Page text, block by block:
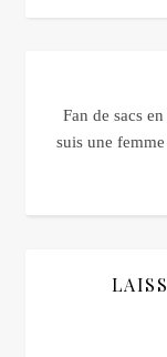
Fan de sacs
suis une